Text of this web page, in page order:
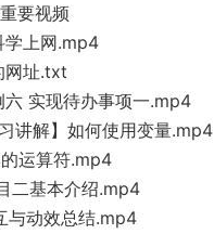
要视频
学上网.mp4
网址.txt
六 实现待办事项一.mp4
讲解】如何使用变量.mp4
运算符.mp4
二基本介绍.mp4
与动效总结.mp4